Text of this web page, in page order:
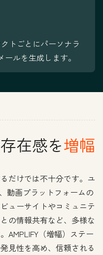
トごとにパーソナラ
ルを生成します。
在感を増幅
だけでは不十分です。ユ
動画プラットフォームの
ューサイトやコミュニテ
の情報共有など、多様な
AMPLIFY（増幅）ステー
見性を高め、信頼される